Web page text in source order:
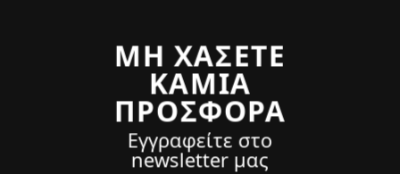
ΜΗ ΧΑΣΕΤΕ
ΚΑΜΙΑ
ΠΡΟΣΦΟΡΑ
Εγγραφείτε στο
newsletter μας